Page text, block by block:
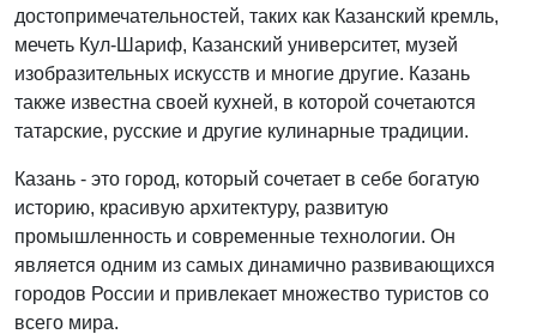
достопримечательностей, таких как Казанский кремль,
мечеть Кул-Шариф, Казанский университет, музей
изобразительных искусств и многие другие. Казань
также известна своей кухней, в которой сочетаются
татарские, русские и другие кулинарные традиции.
Казань - это город, который сочетает в себе богатую
историю, красивую архитектуру, развитую
промышленность и современные технологии. Он
является одним из самых динамично развивающихся
городов России и привлекает множество туристов со
всего мира.